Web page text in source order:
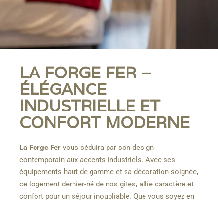
LA FORGE FER –
ÉLÉGANCE
INDUSTRIELLE ET
CONFORT MODERNE
La Forge Fer vous séduira par son design
contemporain aux accents industriels. Avec ses
équipements haut de gamme et sa décoration soignée,
ce logement dernier-né de nos gîtes, allie caractère et
confort pour un séjour inoubliable. Que vous soyez en